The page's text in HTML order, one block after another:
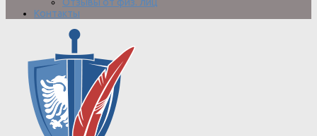
Отзывы от физ. лиц
Контакты